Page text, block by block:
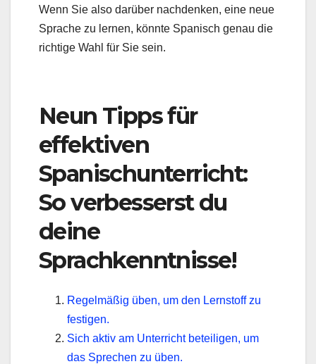
Wenn Sie also darüber nachdenken, eine neue
Sprache zu lernen, könnte Spanisch genau die
richtige Wahl für Sie sein.
Neun Tipps für
effektiven
Spanischunterricht:
So verbesserst du
deine
Sprachkenntnisse!
Regelmäßig üben, um den Lernstoff zu
festigen.
Sich aktiv am Unterricht beteiligen, um
das Sprechen zu üben.